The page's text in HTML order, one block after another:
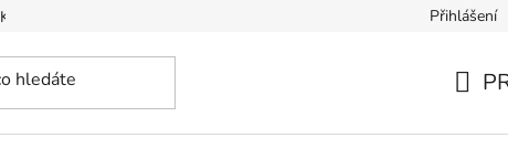
Kontakty na prodejny Informace k on-line
Přihlášení